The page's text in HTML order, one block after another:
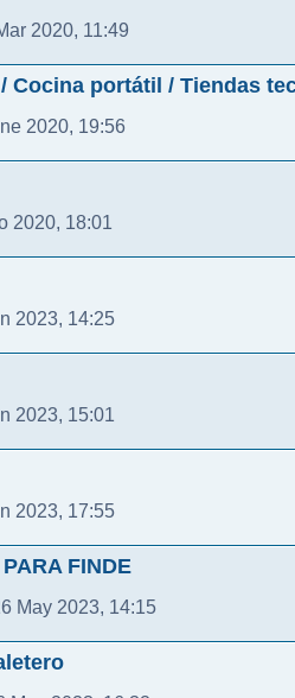
2020, 11:49
Cocina portátil / Tiendas
2020, 19:56
2020, 18:01
2023, 14:25
2023, 15:01
2023, 17:55
FINDE
May 2023, 14:15